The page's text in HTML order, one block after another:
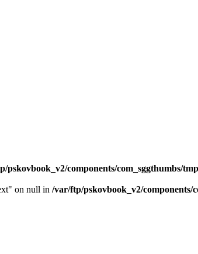
pskovbook_v2/components/com_sggthumbs/
on null in /var/ftp/pskovbook_v2/components/